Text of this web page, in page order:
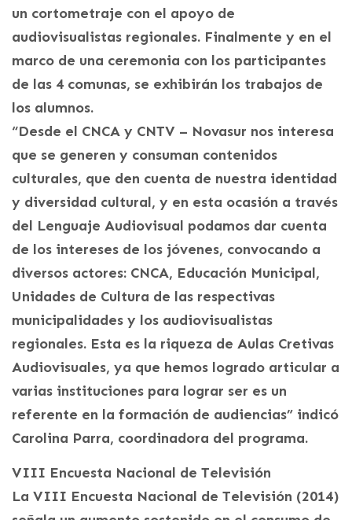
un cortometraje con el apoyo de
audiovisualistas regionales. Finalmente y en el
marco de una ceremonia con los participantes
de las 4 comunas, se exhibirán los trabajos de
los alumnos.
“Desde el CNCA y CNTV – Novasur nos interesa
que se generen y consuman contenidos
culturales, que den cuenta de nuestra identidad
y diversidad cultural, y en esta ocasión a través
del Lenguaje Audiovisual podamos dar cuenta
de los intereses de los jóvenes, convocando a
diversos actores: CNCA, Educación Municipal,
Unidades de Cultura de las respectivas
municipalidades y los audiovisualistas
regionales. Esta es la riqueza de Aulas Cretivas
Audiovisuales, ya que hemos logrado articular a
varias instituciones para lograr ser es un
referente en la formación de audiencias” indicó
Carolina Parra, coordinadora del programa.
VIII Encuesta Nacional de Televisión
La VIII Encuesta Nacional de Televisión (2014)